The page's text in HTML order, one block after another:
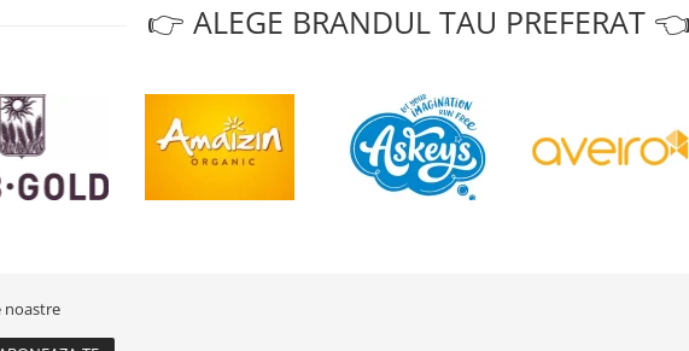
👉 ALEGE BRANDUL TAU PREFERAT
noastre